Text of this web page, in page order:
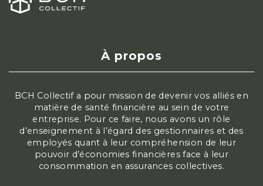
À propos
BCH Collectif a pour mission de devenir vos alliés en
matière de santé financière au sein de votre
entreprise. Pour ce faire, nous avons un rôle
d’enseignement à l’égard des gestionnaires et des
employés quant à leur compréhension de leur
pouvoir d’économies financières face à leur
consommation en assurances collectives.